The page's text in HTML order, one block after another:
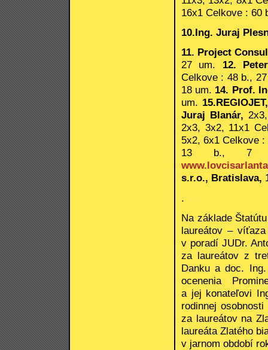
16x1 Celkove : 60
10.Ing. Juraj
11. Project
27 um. 12.
Celkove : 48 b.,
18 um. 14. Prof.
um.
Juraj Blanár,
2x3, 3x2, 11x1
5x2, 6x1 Celkove
13 b., 7
s.r.o., Bratislava,
.
Na základe
laureátov –
v poradí JUDr.
za laureátov z
Danku a doc.
ocenenia
a jej konateľovi
rodinnej
za laureátov na
laureáta Zlatého
v jarnom období